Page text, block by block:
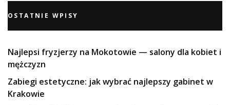
OSTATNIE WPISY
Najlepsi fryzjerzy na Mokotowie — salony dla kobiet i
mężczyzn
Zabiegi estetyczne: jak wybrać najlepszy gabinet w
Krakowie